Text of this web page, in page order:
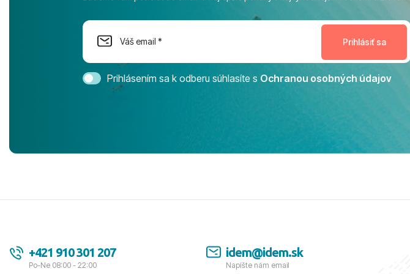
na moment nenudil, no zároveň bol
dostatok priestoru na dokonalý relax. ​
Magic Life Jacaranda môžeme s čistým
svedomím odporučiť každému, kto hľadá
bezstarostnú dovolenku na vysokej
úrovni. Všetko bolo zabezpečené na
tešíme, kam s nami vyrazíte nabudúce!
Ďakujeme za skvelé spomienky. ​S
pozdravom a prianím mnohých ďalších
Prihlásením sa k odberu súhlasíte s Ochranou osobných údajov
+421 910 301 207
Po-Ne 08:00 - 22:00
idem@idem.sk
Napíšte nám email